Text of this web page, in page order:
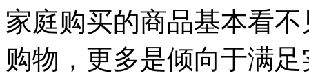
家庭购买的商品基本看
购物，更多是倾向于满